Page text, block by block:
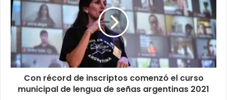
Con récord de inscriptos comenzó el curso
municipal de lengua de señas argentinas 2021